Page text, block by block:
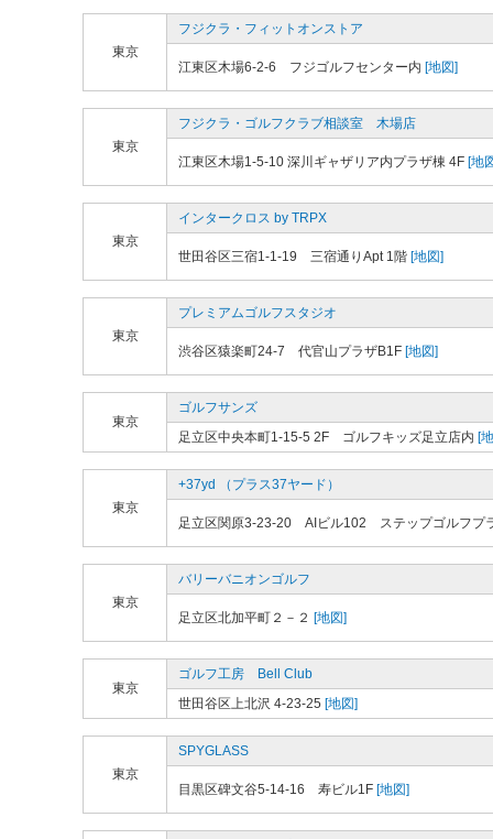
東京
フジクラ・フィットオンストア
江東区木場6-2-6 フジゴルフセンター内 [地図]
東京
フジクラ・ゴルフクラブ相談室 木場店
江東区木場1-5-10 深川ギャザリア内プラザ棟 4F [地
東京
インタークロス by TRPX
世田谷区三宿1-1-19 三宿通りApt 1階 [地図]
東京
プレミアムゴルフスタジオ
渋谷区猿楽町24-7 代官山プラザB1F [地図]
東京
ゴルフサンズ
足立区中央本町1-15-5 2F ゴルフキッズ足立店内 [
東京
+37yd （プラス37ヤード）
足立区関原3-23-20 AIビル102 ステップゴルフプ
東京
バリーバニオンゴルフ
足立区北加平町２－２ [地図]
東京
ゴルフ工房 Bell Club
世田谷区上北沢 4-23-25 [地図]
東京
SPYGLASS
目黒区碑文谷5-14-16 寿ビル1F [地図]